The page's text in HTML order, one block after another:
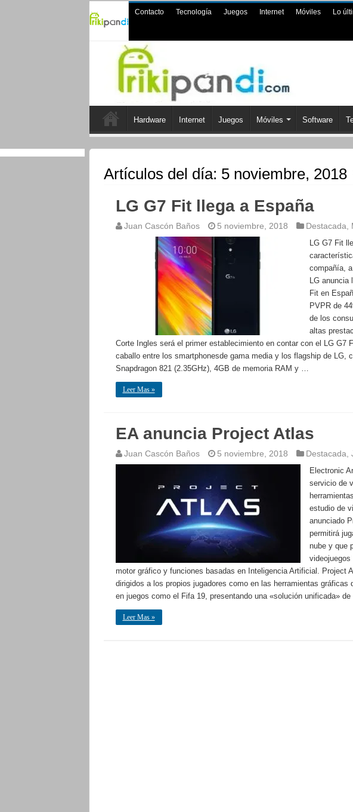
Contacto Tecnología Juegos Internet Móviles Lo
Hardware Internet Juegos Móviles Software
Artículos del día: 5 noviembre, 2018
LG G7 Fit llega a España
Juan Cascón Baños 5 noviembre, 2018 Destacada
LG G7 Fit
compañía,
LG anuncia
Fit en
PVPR de
de los
altas
Corte Ingles será el primer establecimiento en contar con el LG G7
caballo entre los smartphonesde gama media y los flagship de LG,
Snapdragon 821 (2.35GHz), 4GB de memoria RAM y …
Leer Mas »
EA anuncia Project Atlas
Juan Cascón Baños 5 noviembre, 2018 Destacada
Electronic
servicio de
estudio de
anunciado
permitirá
nube y que
motor gráfico y funciones basadas en Inteligencia Artificial. Project
dirigidos a los propios jugadores como en las herramientas
en juegos como el Fifa 19, presentando una «solución unificada»
Leer Mas »